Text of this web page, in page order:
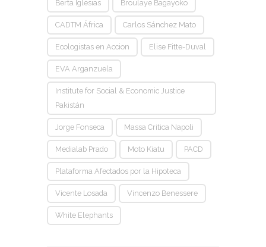
Berta Iglesias Broulaye Bagayoko
CADTM África Carlos Sánchez Mato
Ecologistas en Accion Elise Fitte-Duval
EVA Arganzuela
Institute for Social & Economic Justice
Pakistán
Jorge Fonseca Massa Critica Napoli
Medialab Prado Moto Kiatu PACD
Plataforma Afectados por la Hipoteca
Vicente Losada Vincenzo Benessere
White Elephants